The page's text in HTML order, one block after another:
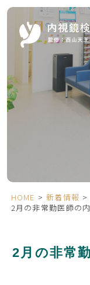
HOME > 新着情報 >
2月の非常勤医師の
2月の非常